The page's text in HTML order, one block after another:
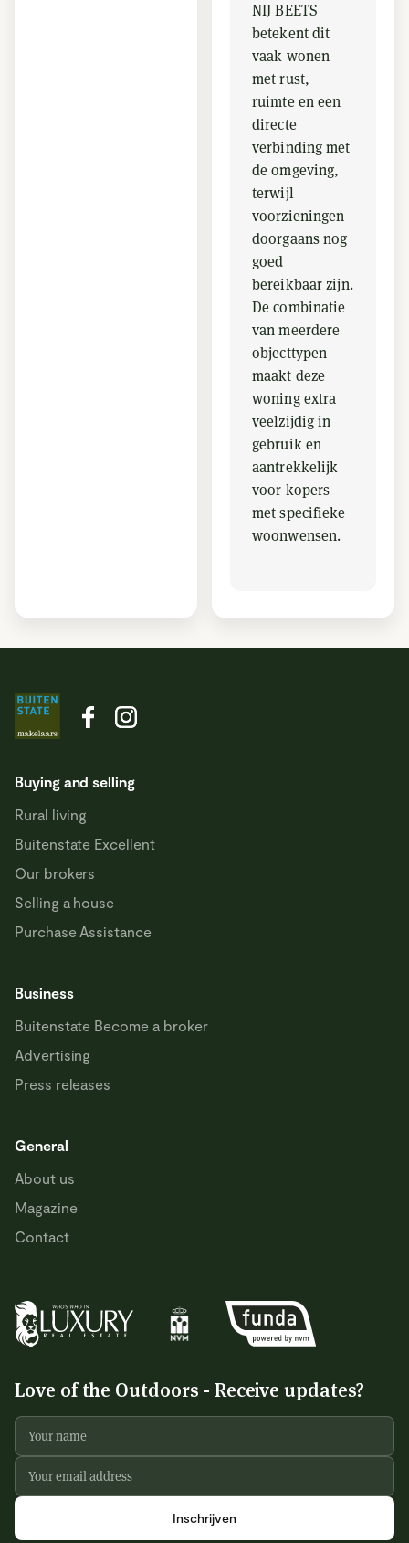
NIJ BEETS
betekent dit
vaak wonen
met rust,
ruimte en een
directe
verbinding met
de omgeving,
terwijl
voorzieningen
doorgaans nog
goed
bereikbaar zijn.
De combinatie
van meerdere
objecttypen
maakt deze
woning extra
veelzijdig in
gebruik en
aantrekkelijk
voor kopers
met specifieke
woonwensen.
Buying and selling
Rural living
Buitenstate Excellent
Our brokers
Selling a house
Purchase Assistance
Business
Buitenstate Become a broker
Advertising
Press releases
General
About us
Magazine
Contact
Love of the Outdoors - Receive updates?